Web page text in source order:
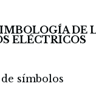
DE
ELÉCTRICOS
símbolos